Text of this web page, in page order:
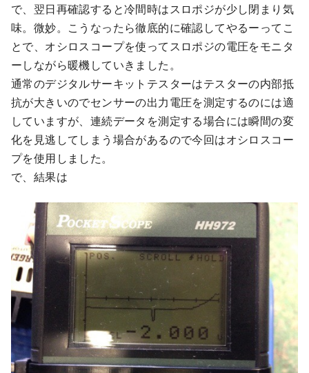
で、翌日再確認すると冷間時はスロポジが少し閉まり気
味。微妙。こうなったら徹底的に確認してやるーってこ
とで、オシロスコープを使ってスロポジの電圧をモニタ
ーしながら暖機していきました。
通常のデジタルサーキットテスターはテスターの内部抵
抗が大きいのでセンサーの出力電圧を測定するのには適
していますが、連続データを測定する場合には瞬間の変
化を見逃してしまう場合があるので今回はオシロスコー
プを使用しました。
で、結果は